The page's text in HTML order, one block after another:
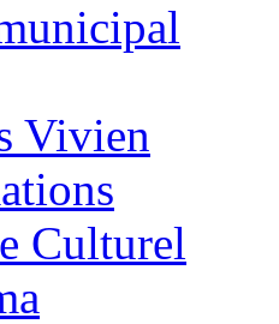
Vivien
Culturel